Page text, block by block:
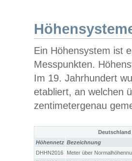
Ein Höhensystem ist
Messpunkten.
Im 19. Jahrhundert
etabliert, an welchen
zentimetergenau
Höhennetz Bezeichnung
DHHN2016
Meter über